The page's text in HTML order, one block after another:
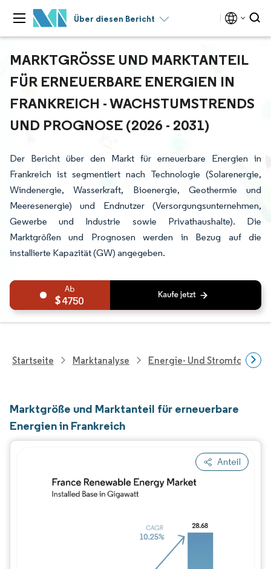
Über diesen Bericht
MARKTGRÖSSE UND MARKTANTEIL F
ÜR ERNEUERBARE ENERGIEN IN F
RANKREICH - WACHSTUMSTRENDS U
ND PROGNOSE (2026 - 2031)
Der Bericht über den Markt für erneuerbare Energien in
Frankreich ist segmentiert nach Technologie (Solarenergie,
Windenergie, Wasserkraft, Bioenergie, Geothermie und
Meeresenergie) und Endnutzer (Versorgungsunternehmen,
Gewerbe und Industrie sowie Privathaushalte). Die
Marktgrößen und Prognosen werden in Bezug auf die
installierte Kapazität (GW) angegeben.
4750
Startseite Marktanalyse Energie- Und
Marktgröße und Marktanteil für erneuerbare
Energien in Frankreich
Anteil